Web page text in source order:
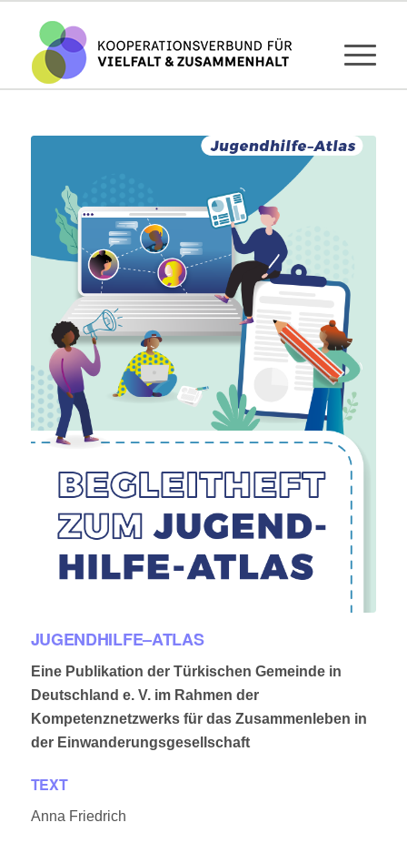
JUGENDHILFE–ATLAS
Eine Publikation der Türkischen Gemeinde in
Deutschland e. V. im Rahmen der
Kompetenznetzwerks für das Zusammenleben in
der Einwanderungsgesellschaft
TEXT
Anna Friedrich